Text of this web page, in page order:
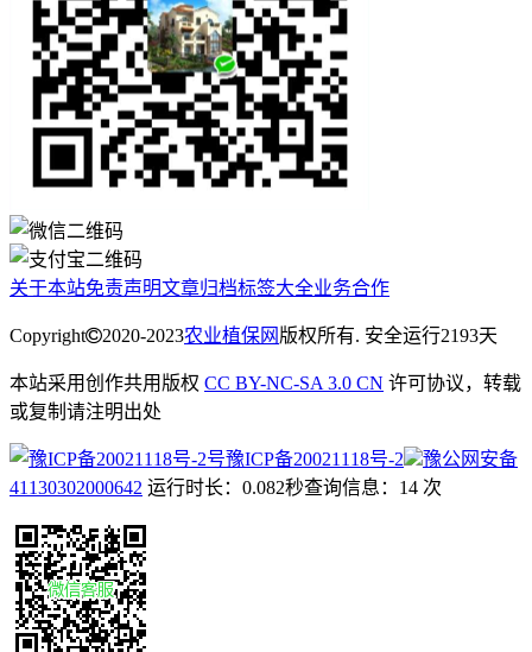
关于本站免责声明文章归档标签大全业务合作
Copyright 2020-2023农业植保网 版权所有. 安全运行2193天
本站采用创作共用版权 CC BY-NC-SA 3.0 CN 许可协议，转载
或复制请注明出处
豫ICP备20021118号-2
豫公网安备
41130302000642 运行时长：0.082秒查询信息：14 次